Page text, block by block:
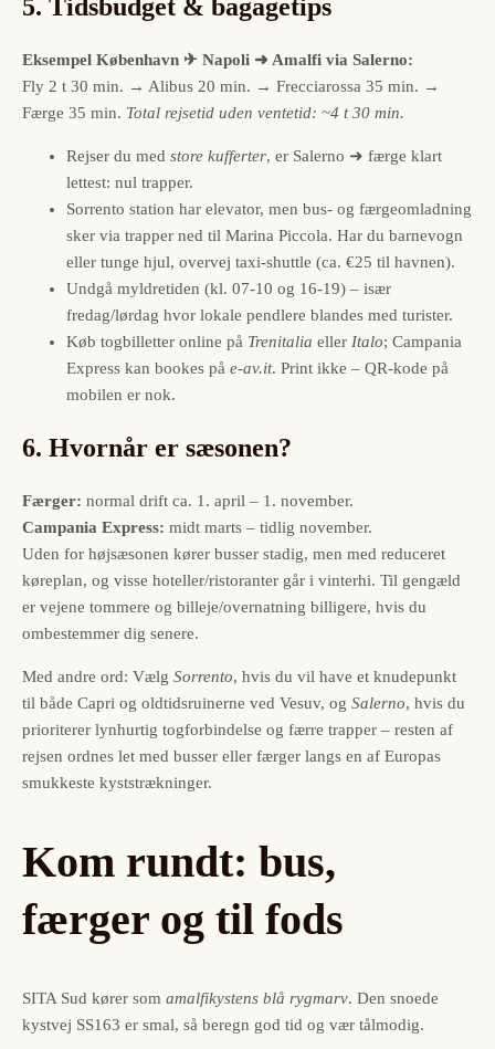
5. Tidsbudget & bagagetips
Eksempel København ✈ Napoli ➜ Amalfi via Salerno:
Fly 2 t 30 min. → Alibus 20 min. → Frecciarossa 35 min. →
Færge 35 min. Total rejsetid uden ventetid: ~4 t 30 min.
Rejser du med store kufferter, er Salerno ➜ færge klart
lettest: nul trapper.
Sorrento station har elevator, men bus- og færgeomladning
sker via trapper ned til Marina Piccola. Har du barnevogn
eller tunge hjul, overvej taxi-shuttle (ca. €25 til havnen).
Undgå myldretiden (kl. 07-10 og 16-19) – især
fredag/lørdag hvor lokale pendlere blandes med turister.
Køb togbilletter online på Trenitalia eller Italo; Campania
Express kan bookes på e-av.it. Print ikke – QR-kode på
mobilen er nok.
6. Hvornår er sæsonen?
Færger: normal drift ca. 1. april – 1. november.
Campania Express: midt marts – tidlig november.
Uden for højsæsonen kører busser stadig, men med reduceret
køreplan, og visse hoteller/ristoranter går i vinterhi. Til gengæld
er vejene tommere og billeje/overnatning billigere, hvis du
ombestemmer dig senere.
Med andre ord: Vælg Sorrento, hvis du vil have et knudepunkt
til både Capri og oldtidsruinerne ved Vesuv, og Salerno, hvis du
prioriterer lynhurtig togforbindelse og færre trapper – resten af
rejsen ordnes let med busser eller færger langs en af Europas
smukkeste kyststrækninger.
Kom rundt: bus,
færger og til fods
SITA Sud kører som amalfikystens blå rygmarv. Den snoede
kystvej SS163 er smal, så beregn god tid og vær tålmodig.